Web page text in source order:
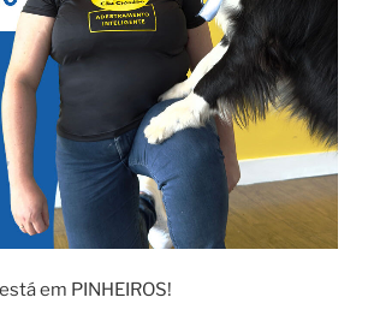
em PINHEIROS!